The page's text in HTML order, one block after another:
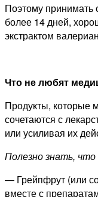
Поэтому принимать
более 14 дней,
экстрактом
Что не любят
Продукты, которые
сочетаются с
или усиливая их
Полезно знать,
— Грейпфрут (или
вместе с